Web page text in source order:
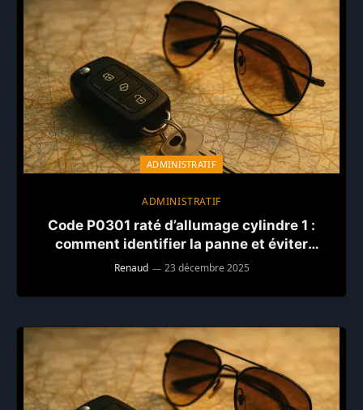
ADMINISTRATIF
ADMINISTRATIF
Code P0301 raté d’allumage cylindre 1 :
comment identifier la panne et éviter
d’endommager le moteur
Renaud 23 décembre 2025